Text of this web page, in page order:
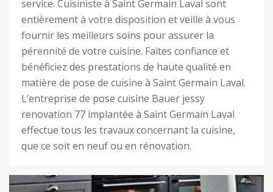
service. Cuisiniste à Saint Germain Laval sont
entièrement à votre disposition et veille à vous
fournir les meilleurs soins pour assurer la
pérennité de votre cuisine. Faites confiance et
bénéficiez des prestations de haute qualité en
matière de pose de cuisine à Saint Germain Laval.
L’entreprise de pose cuisine Bauer jessy
renovation 77 implantée à Saint Germain Laval
effectue tous les travaux concernant la cuisine,
que ce soit en neuf ou en rénovation.